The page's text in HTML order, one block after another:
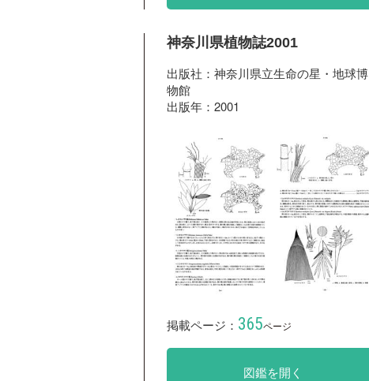
神奈川県植物誌2001
出版社：神奈川県立生命の星・地球博
物館
出版年：2001
掲載ページ： 365ページ
図鑑を開く